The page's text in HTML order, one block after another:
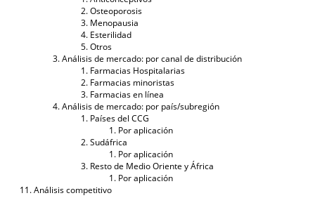
Osteoporosis
Menopausia
Esterilidad
Otros
Análisis de mercado: por canal de distribución
Farmacias Hospitalarias
Farmacias minoristas
Farmacias en línea
Análisis de mercado: por país/subregión
Países del CCG
Por aplicación
Sudáfrica
Por aplicación
Resto de Medio Oriente y África
Por aplicación
Análisis competitivo